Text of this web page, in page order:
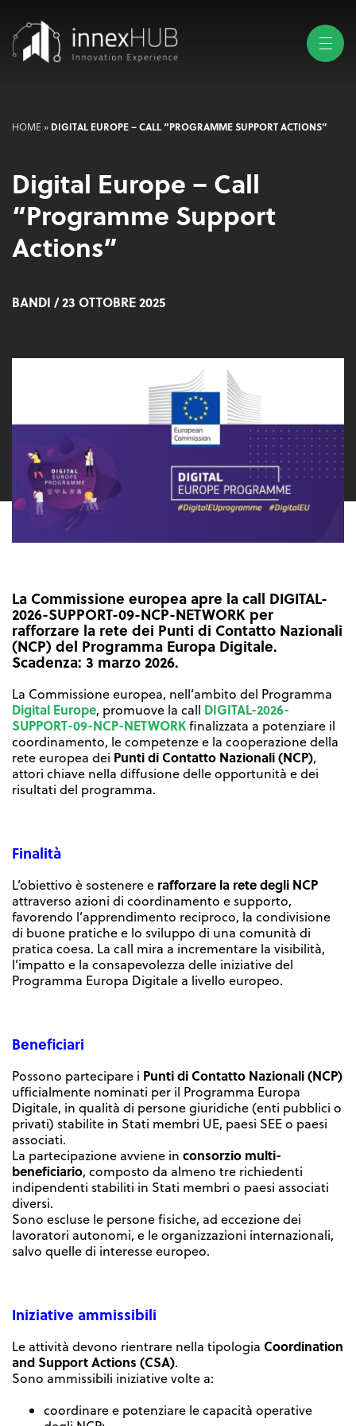
HOME » DIGITAL EUROPE – CALL “PROGRAMME SUPPORT ACTIONS”
Digital Europe – Call
“Programme Support
Actions”
BANDI / 23 OTTOBRE 2025
La Commissione europea apre la call DIGITAL-
2026-SUPPORT-09-NCP-NETWORK per
rafforzare la rete dei Punti di Contatto Nazionali
(NCP) del Programma Europa Digitale.
Scadenza: 3 marzo 2026.
La Commissione europea, nell’ambito del Programma
Digital Europe, promuove la call DIGITAL-2026-
SUPPORT-09-NCP-NETWORKfinalizzata a potenziare il
coordinamento, le competenze e la cooperazione della
rete europea dei Punti di Contatto Nazionali (NCP),
attori chiave nella diffusione delle opportunità e dei
risultati del programma.
Finalità
L’obiettivo è sostenere e rafforzare la rete degli NCP
attraverso azioni di coordinamento e supporto,
favorendo l’apprendimento reciproco, la condivisione
di buone pratiche e lo sviluppo di una comunità di
pratica coesa. La call mira a incrementare la visibilità,
l’impatto e la consapevolezza delle iniziative del
Programma Europa Digitale a livello europeo.
Beneficiari
Possono partecipare i Punti di Contatto Nazionali (NCP)
ufficialmente nominati per il Programma Europa
Digitale, in qualità di persone giuridiche (enti pubblici o
privati) stabilite in Stati membri UE, paesi SEE o paesi
associati.
La partecipazione avviene in consorzio multi-
beneficiario, composto da almeno tre richiedenti
indipendenti stabiliti in Stati membri o paesi associati
diversi.
Sono escluse le persone fisiche, ad eccezione dei
lavoratori autonomi, e le organizzazioni internazionali,
salvo quelle di interesse europeo.
Iniziative ammissibili
Le attività devono rientrare nella tipologia Coordination
and Support Actions (CSA).
Sono ammissibili iniziative volte a:
coordinare e potenziare le capacità operative